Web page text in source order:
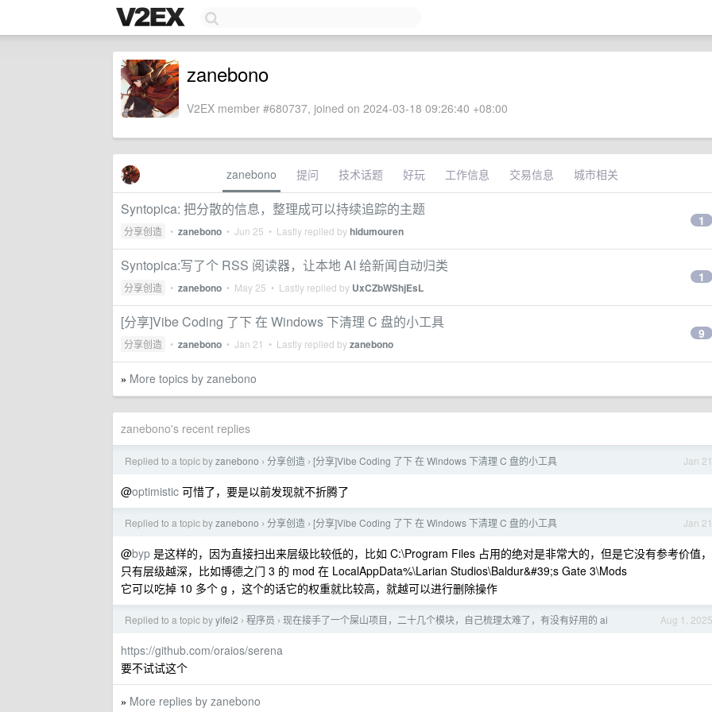
zanebono
V2EX member #680737, joined on 2024-03-18 09:26:40 +08:00
zanebono 提问 技术话题 好玩 工作信息 交易信息 城市相关
Syntopica: 把分散的信息，整理成可以持续追踪的主题
分享创造 • zanebono • Jun 25 • Lastly replied byhidumouren
1
Syntopica:写了个 RSS 阅读器，让本地 AI 给新闻自动归类
分享创造 • zanebono • May 25 • Lastly replied by UxCZbWShjEsL
1
[分享]Vibe Coding 了下 在 Windows 下清理 C 盘的小工具
分享创造 • zanebono • Jan 21 • Lastly replied byzanebono
9
» More topics by zanebono
zanebono's recent replies
Jan 21
Replied to a topic byzanebono › 分享创造 › [分享]Vibe Coding 了下 在 Windows 下清理 C 盘的小工具
@optimistic 可惜了，要是以前发现就不折腾了
Jan 21
Replied to a topic byzanebono › 分享创造 › [分享]Vibe Coding 了下 在 Windows 下清理 C 盘的小工具
@byp 是这样的，因为直接扫出来层级比较低的，比如 C:\Program Files 占用的绝对是非常大的，但是它没有参考价值，
只有层级越深，比如博德之门 3 的 mod 在 LocalAppData%\Larian Studios\Baldur&#39;s Gate 3\Mods
它可以吃掉 10 多个 g ，这个的话它的权重就比较高，就越可以进行删除操作
Aug 1, 2025
Replied to a topic byyifei2 › 程序员 › 现在接手了一个屎山项目，二十几个模块，自己梳理太难了，有没有好用的 ai
https://github.com/oraios/serena
要不试试这个
» More replies by zanebono